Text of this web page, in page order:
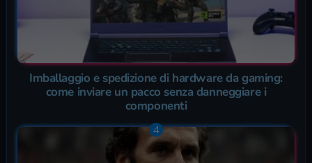
Imballaggio e spedizione di hardware da gaming:
come inviare un pacco senza danneggiare i
componenti